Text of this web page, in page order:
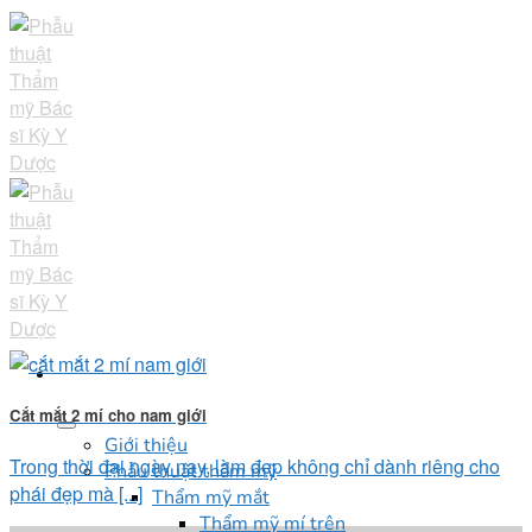
Skip
to
content
Giới thiệu
Phẫu thuật thẩm mỹ
Thẩm mỹ mắt
Thẩm mỹ mí trên
Cắt mắt 2 mí cho nam giới
Trong thời đại ngày nay, làm đẹp không chỉ dành riêng cho
phái đẹp mà [...]